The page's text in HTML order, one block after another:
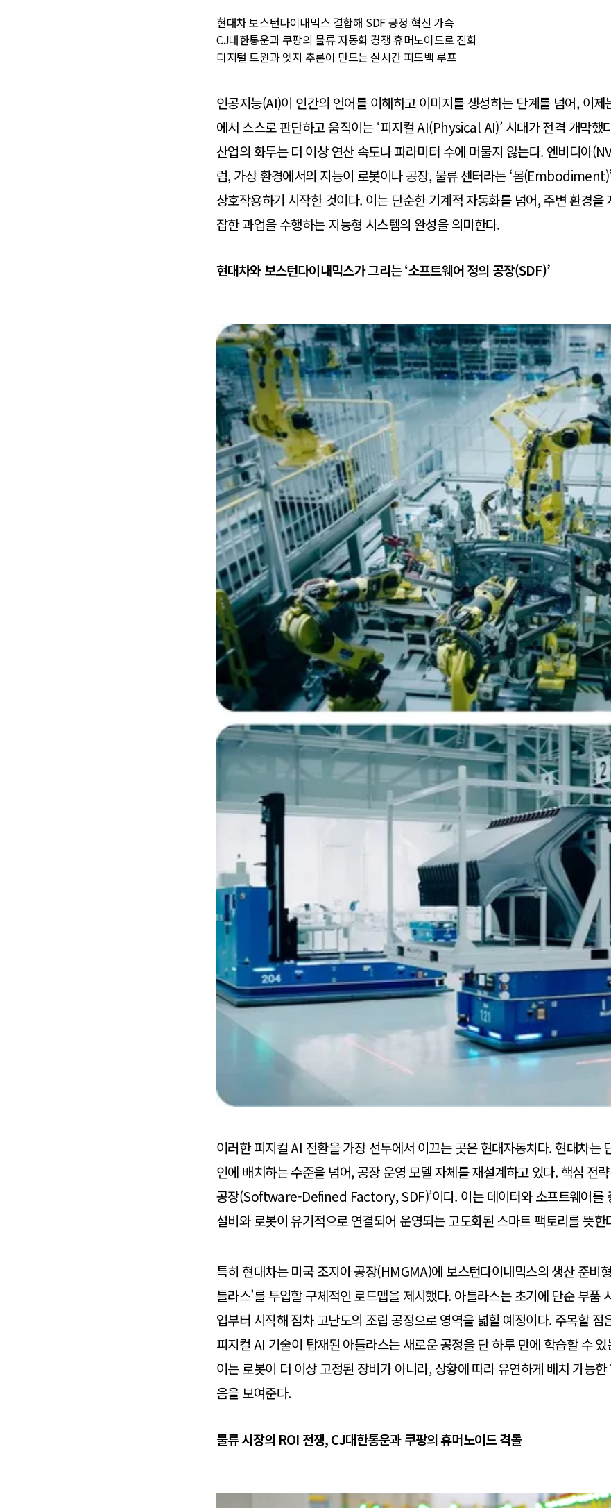
현대차 보스턴다이내믹스 결합해 SDF 공정 혁신 가속
CJ대한통운과 쿠팡의 물류 자동화 경쟁 휴머노이드로 진화
디지털 트윈과 엣지 추론이 만드는 실시간 피드백 루프
인공지능(AI)이 인간의 언어를 이해하고 이미지를 생성하는 단계를 넘어, 이제
에서 스스로 판단하고 움직이는 ‘피지컬 AI(Physical AI)’ 시대가 전격 개막했
산업의 화두는 더 이상 연산 속도나 파라미터 수에 머물지 않는다. 엔비디아
럼, 가상 환경에서의 지능이 로봇이나 공장, 물류 센터라는 ‘몸
상호작용하기 시작한 것이다. 이는 단순한 기계적 자동화를 넘어, 주변 환경을
잡한 과업을 수행하는 지능형 시스템의 완성을 의미한다.
현대차와 보스턴다이내믹스가 그리는 ‘소프트웨어 정의 공장(SDF)’
이러한 피지컬 AI 전환을 가장 선두에서 이끄는 곳은 현대자동차다. 현대차는
인에 배치하는 수준을 넘어, 공장 운영 모델 자체를 재설계하고 있다. 핵심 전
공장(Software-Defined Factory, SDF)’이다. 이는 데이터와 소프트웨어를
설비와 로봇이 유기적으로 연결되어 운영되는 고도화된 스마트 팩토리를 뜻한
특히 현대차는 미국 조지아 공장(HMGMA)에 보스턴다이내믹스의 생산 준비
틀라스’를 투입할 구체적인 로드맵을 제시했다. 아틀라스는 초기에 단순 부품
업부터 시작해 점차 고난도의 조립 공정으로 영역을 넓힐 예정이다. 주목할 점
피지컬 AI 기술이 탑재된 아틀라스는 새로운 공정을 단 하루 만에 학습할 수
이는 로봇이 더 이상 고정된 장비가 아니라, 상황에 따라 유연하게 배치 가능한
음을 보여준다.
물류 시장의 ROI 전쟁, CJ대한통운과 쿠팡의 휴머노이드 격돌